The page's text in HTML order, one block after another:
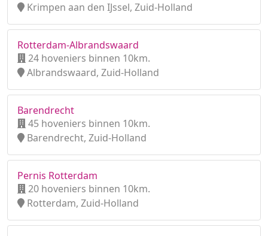
Krimpen aan den IJssel, Zuid-Holland
Rotterdam-Albrandswaard
24 hoveniers binnen 10km.
Albrandswaard, Zuid-Holland
Barendrecht
45 hoveniers binnen 10km.
Barendrecht, Zuid-Holland
Pernis Rotterdam
20 hoveniers binnen 10km.
Rotterdam, Zuid-Holland